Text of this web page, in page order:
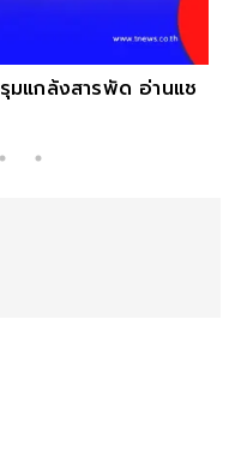
มแกล้งสารพัด อ่านแช